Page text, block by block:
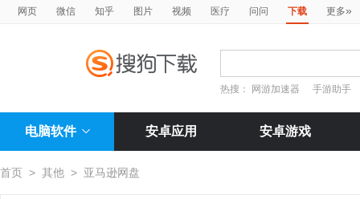
网页 微信 知乎 图片 视频 医疗 问问 下载 更多»
热搜： 网游加速器 手游助手
电脑软件 安卓应用 安卓游戏
首页 > 其他 > 亚马逊网盘